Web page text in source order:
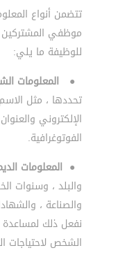
تتضمن أنواع
موظفي المشتركين
للوظيفة ما يلي:
●
المعلومات
تحددها ، مثل
الإلكتروني
الفوتوغرافية.
● المعلومات
والبلد ، وسنوات
والصناعة ،
نفعل ذلك
الشخص لاحتياجات